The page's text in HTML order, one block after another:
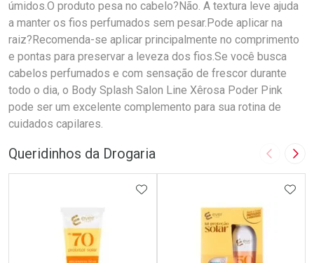
úmidos.O produto pesa no cabelo?Não. A textura leve ajuda
a manter os fios perfumados sem pesar.Pode aplicar na
raiz?Recomenda-se aplicar principalmente no comprimento
e pontas para preservar a leveza dos fios.Se você busca
cabelos perfumados e com sensação de frescor durante
todo o dia, o Body Splash Salon Line Xêrosa Poder Pink
pode ser um excelente complemento para sua rotina de
cuidados capilares.
Queridinhos da Drogaria Imagem
ADICIONAR AOS FAVORITOS